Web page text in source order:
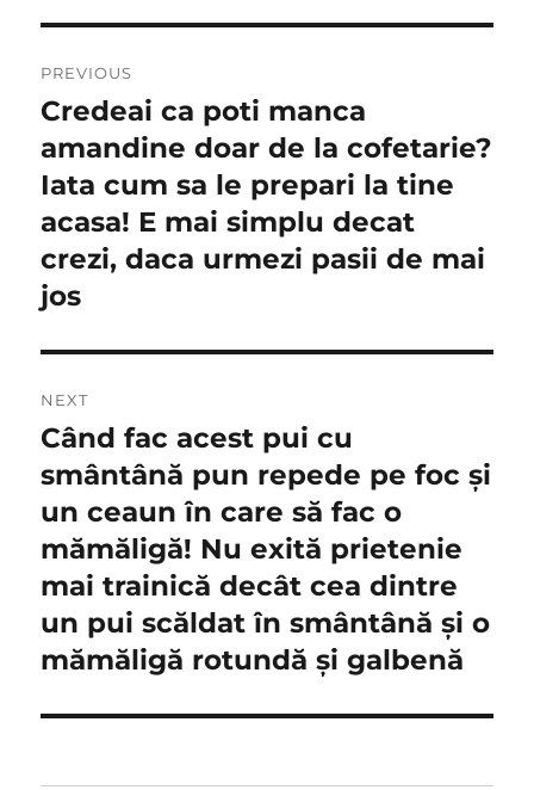
navigation
PREVIOUS
Previous
post:
Credeai ca poti manca
amandine doar de la cofetarie?
Iata cum sa le prepari la tine
acasa! E mai simplu decat
crezi, daca urmezi pasii de mai
jos
NEXT
Next
post:
Când fac acest pui cu
smântână pun repede pe foc și
un ceaun în care să fac o
mămăligă! Nu exită prietenie
mai trainică decât cea dintre
un pui scăldat în smântână și o
mămăligă rotundă și galbenă